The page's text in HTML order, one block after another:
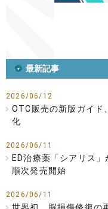
最新記事
2026/06/12
OTC販売の新版ガイド
化
2026/06/11
ED治療薬「シアリス
順次発売開始
2026/06/11